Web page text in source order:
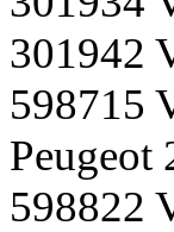
301942
598715
Peugeot
598822